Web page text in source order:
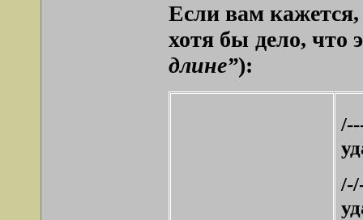
Если вам
хотя бы дело, что
длине”):